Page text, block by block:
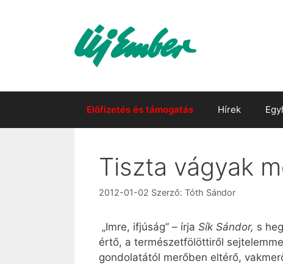
Előfizetés és támogatás Hírek
Tiszta vágyak
2012-01-02 Szerző: Tóth Sándor
„Imre, ifjúság” – írja Sík Sándor, s
értő, a természetfölöttiről
gondolatától merőben eltérő,